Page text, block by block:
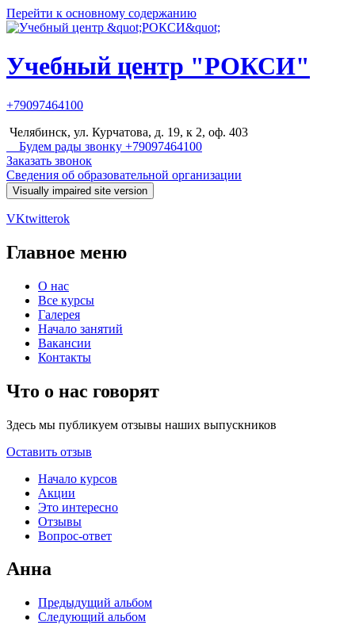
Перейти к основному содержанию
Учебный центр "РОКСИ"
+79097464100
Челябинск, ул. Курчатова, д. 19, к 2, оф. 403
Будем рады звонку +79097464100
Заказать звонок
Сведения об образовательной организации
VKtwitterok
Главное меню
О нас
Все курсы
Галерея
Начало занятий
Вакансии
Контакты
Что о нас говорят
Здесь мы публикуем отзывы наших выпускников
Оставить отзыв
Начало курсов
Акции
Это интересно
Отзывы
Вопрос-ответ
Анна
Предыдущий альбом
Следующий альбом